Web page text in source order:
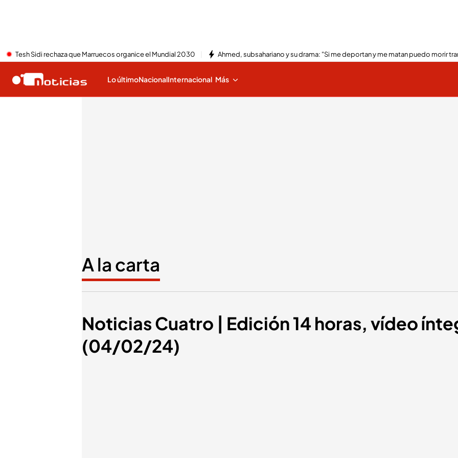
Tesh Sidi rechaza que Marruecos organice el Mundial 2030 Ahmed, subsahariano y su drama: "Si me deportan y me matan puedo morir
Lo últimoNacionalInternacional Más
A la carta
Noticias Cuatro | Edición 14 horas, vídeo
(04/02/24)